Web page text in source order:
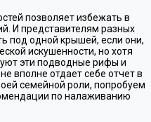
позволяет избежать в
И представителям разных
под одной крышей, если они,
искушенности, но хотя
эти подводные рифы и
вполне отдает себе отчет в
семейной роли, попробуем
по налаживанию